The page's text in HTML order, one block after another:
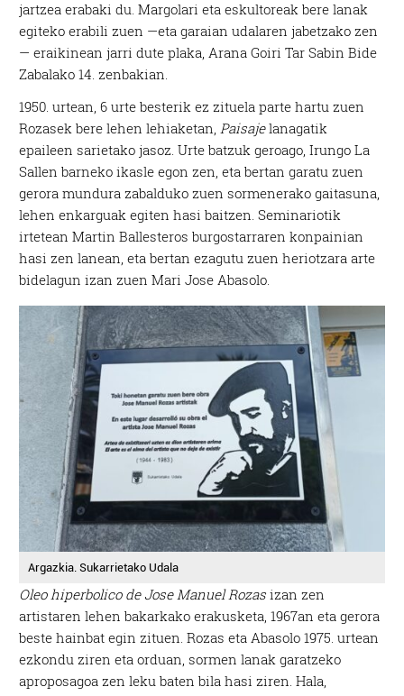
jartzea erabaki du. Margolari eta eskultoreak bere lanak
egiteko erabili zuen —eta garaian udalaren jabetzako zen
— eraikinean jarri dute plaka, Arana Goiri Tar Sabin Bide
Zabalako 14. zenbakian.
1950. urtean, 6 urte besterik ez zituela parte hartu zuen
Rozasek bere lehen lehiaketan,Paisajelanagatik
epaileen sarietako jasoz. Urte batzuk geroago, Irungo La
Sallen barneko ikasle egon zen, eta bertan garatu zuen
gerora mundura zabalduko zuen sormenerako gaitasuna,
lehen enkarguak egiten hasi baitzen. Seminariotik
irtetean Martin Ballesteros burgostarraren konpainian
hasi zen lanean, eta bertan ezagutu zuen heriotzara arte
bidelagun izan zuen Mari Jose Abasolo.
Argazkia. Sukarrietako Udala
Oleo hiperbolico de Jose Manuel Rozas izan zen
artistaren lehen bakarkako erakusketa, 1967an eta gerora
beste hainbat egin zituen. Rozas eta Abasolo 1975. urtean
ezkondu ziren eta orduan, sormen lanak garatzeko
aproposagoa zen leku baten bila hasi ziren. Hala,